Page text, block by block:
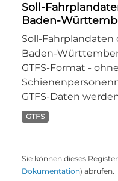
Soll-
Baden-
Soll-Fahrplandaten
Baden-
GTFS-Format - ohne
GTFS-Daten
GTFS
Sie können dieses
Dokumentation) abrufen.